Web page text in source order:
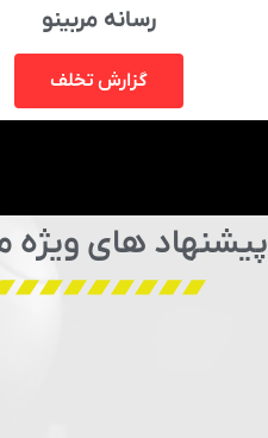
رسانه مربینو
گزارش تخلف
پیشنهاد های ویژه